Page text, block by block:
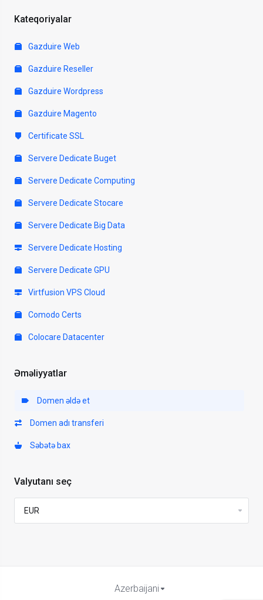
Kateqoriyalar
Gazduire Web
Gazduire Reseller
Gazduire Wordpress
Gazduire Magento
Certificate SSL
Servere Dedicate Buget
Servere Dedicate Computing
Servere Dedicate Stocare
Servere Dedicate Big Data
Servere Dedicate Hosting
Servere Dedicate GPU
Virtfusion VPS Cloud
Comodo Certs
Colocare Datacenter
Əməliyyatlar
Domen əldə et
Domen adı transferi
Səbətə bax
Valyutanı seç
Azerbaijani